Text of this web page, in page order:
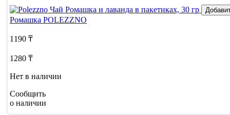
Ромашка POLEZZNO
1190 ₸
1280 ₸
Нет в наличии
Сообщить
о наличии